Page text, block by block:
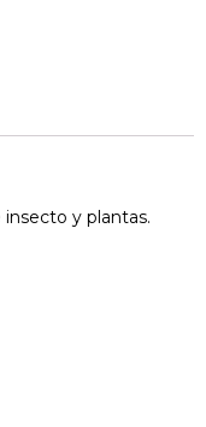
y plantas.